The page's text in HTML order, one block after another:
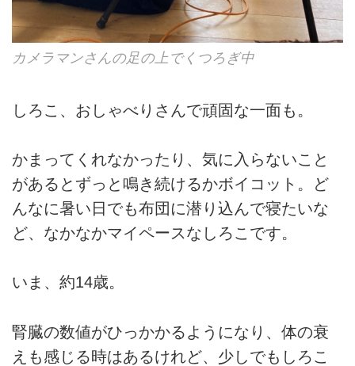
カメラマンさんの足の上でくつろぎ中
しろこ、おしゃべりさんで頑固な一面も。
かまってくれなかったり、気に入らないこと
があるとずっと鳴き続けるかボイコット。ど
んなに暑い日でも布団に潜り込んで寝たいな
ど、なかなかマイペースなしろこです。
いま、約14歳。
腎臓の数値がひっかかるようになり、体の衰
えも感じる時はあるけれど、少しでもしろこ